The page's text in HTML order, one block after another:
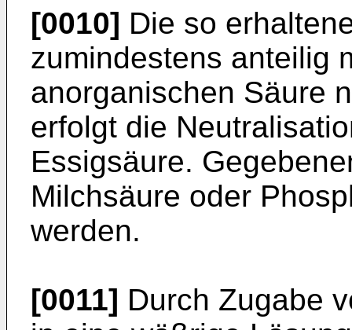
[0010] Die so
zumindestens anteilig
anorganischen Säure
erfolgt die
Essigsäure.
Milchsäure oder
werden.
[0011] Durch Zugabe